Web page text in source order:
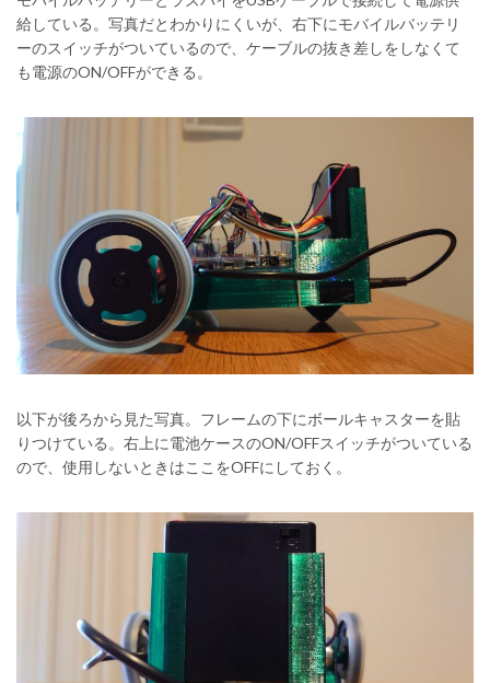
給している。写真だとわかりにくいが、右下にモバイルバッテリ
ーのスイッチがついているので、ケーブルの抜き差しをしなくて
も電源のON/OFFができる。
以下が後ろから見た写真。フレームの下にボールキャスターを貼
りつけている。右上に電池ケースのON/OFFスイッチがついている
ので、使用しないときはここをOFFにしておく。